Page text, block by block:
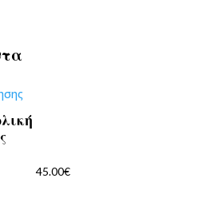
45.00€